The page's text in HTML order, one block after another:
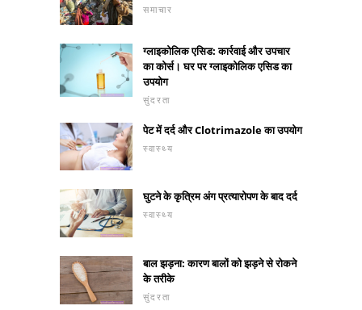
समाचार
ग्लाइकोलिक एसिड: कार्रवाई और उपचार
का कोर्स। घर पर ग्लाइकोलिक एसिड का
उपयोग
सुंदरता
पेट में दर्द और Clotrimazole का उपयोग
स्वास्थ्य
घुटने के कृत्रिम अंग प्रत्यारोपण के बाद दर्द
स्वास्थ्य
बाल झड़ना: कारण बालों को झड़ने से रोकने
के तरीके
सुंदरता